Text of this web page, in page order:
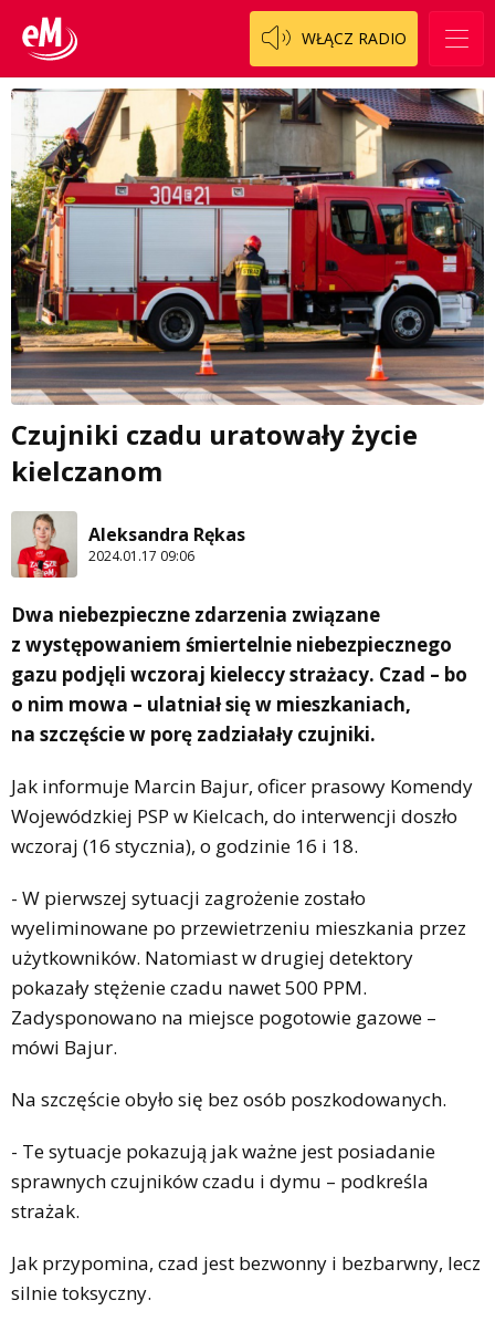
WŁĄCZ RADIO
Czujniki czadu uratowały życie
kielczanom
Aleksandra Rękas
2024.01.17 09:06
Dwa niebezpieczne zdarzenia związane
z występowaniem śmiertelnie niebezpiecznego
gazu podjęli wczoraj kieleccy strażacy. Czad – bo
o nim mowa – ulatniał się w mieszkaniach,
na szczęście w porę zadziałały czujniki.
Jak informuje Marcin Bajur, oficer prasowy Komendy
Wojewódzkiej PSP w Kielcach, do interwencji doszło
wczoraj (16 stycznia), o godzinie 16 i 18.
- W pierwszej sytuacji zagrożenie zostało
wyeliminowane po przewietrzeniu mieszkania przez
użytkowników. Natomiast w drugiej detektory
pokazały stężenie czadu nawet 500 PPM.
Zadysponowano na miejsce pogotowie gazowe –
mówi Bajur.
Na szczęście obyło się bez osób poszkodowanych.
- Te sytuacje pokazują jak ważne jest posiadanie
sprawnych czujników czadu i dymu – podkreśla
strażak.
Jak przypomina, czad jest bezwonny i bezbarwny, lecz
silnie toksyczny.